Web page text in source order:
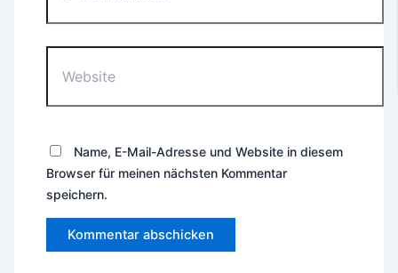
Name, E-Mail-Adresse und Website in diesem
Browser für meinen nächsten Kommentar
speichern.